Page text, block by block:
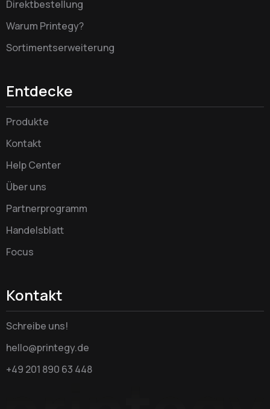
Direktbestellung
Warum Printegy?
Sortimentserweiterung
Entdecke
Produkte
Kontakt
Help Center
Über uns
Partnerprogramm
Handelsblatt
Focus
Kontakt
Schreibe uns!
hello@printegy.de
+49 201 890 63 448